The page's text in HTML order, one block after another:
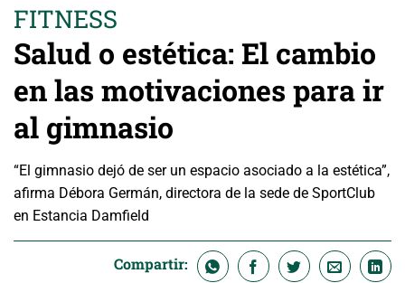
FITNESS
Salud o estética: El cambio
en las motivaciones para ir
al gimnasio
“El gimnasio dejó de ser un espacio asociado a la estética”,
afirma Débora Germán, directora de la sede de SportClub
en Estancia Damfield
Compartir: